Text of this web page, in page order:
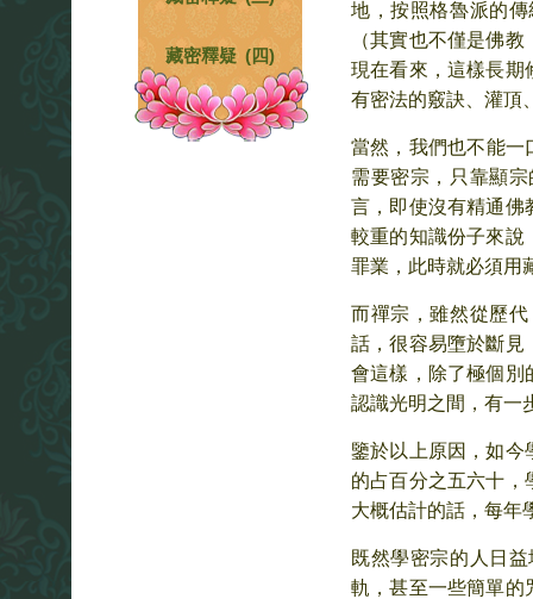
藏密釋疑 (四)
地，按照格魯派的
（其實也不僅是佛
現在看來，這樣長期
有密法的竅訣、灌頂
當然，我們也不能一
需要密宗，只靠顯
言，即使沒有精通佛
較重的知識份子來說
罪業，此時就必須用
而禪宗，雖然從歷
話，很容易墮於斷見
會這樣，除了極個別
認識光明之間，有一
鑒於以上原因，如今
的占百分之五六十，
大概估計的話，每年
既然學密宗的人日
軌，甚至一些簡單的